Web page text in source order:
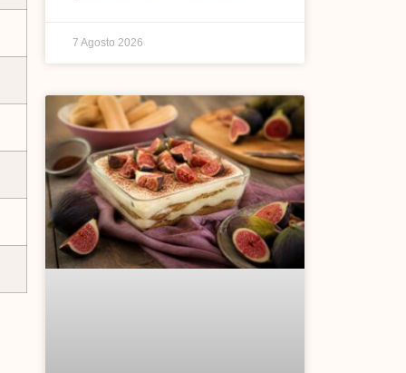
7 Agosto 2026